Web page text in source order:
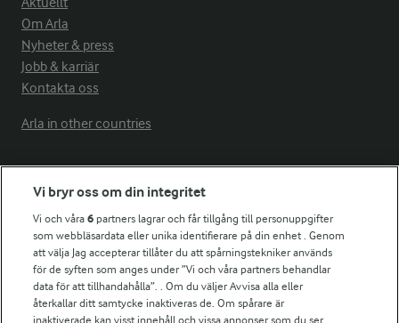
Om Arla
Nyheter & press
Jobb & karriär
Kontakta oss
Arla in other countries
Fler Arlasajter
För ägare
Arlas kundportal
Arla.com
Falbygdens Ost
Arla webbshop
Vi bryr oss om din integritet
Vi och våra6 partners lagrar och får tillgång till personuppgifter
som webbläsardata eller unika identifierare på din enhet . Genom
att välja Jag accepterar tillåter du att spårningstekniker används
för de syften som anges under ”Vi och våra partners behandlar
data för att tillhandahålla”. . Om du väljer Avvisa alla eller
återkallar ditt samtycke inaktiveras de. Om spårare är
inaktiverade kan visst innehåll och vissa annonser som du ser